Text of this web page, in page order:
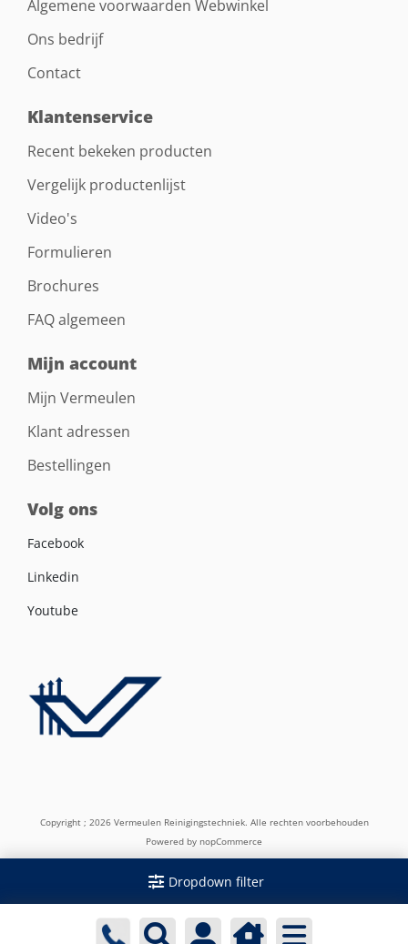
Dropdown filter
Algemene voorwaarden Webwinkel
Ons bedrijf
Contact
Klantenservice
Recent bekeken producten
Vergelijk productenlijst
Video's
Formulieren
Brochures
FAQ algemeen
Mijn account
Mijn Vermeulen
Klant adressen
Bestellingen
Volg ons
Facebook
Linkedin
Youtube
Copyright ; 2026 Vermeulen Reinigingstechniek. Alle rechten voorbehouden
Powered by nopCommerce